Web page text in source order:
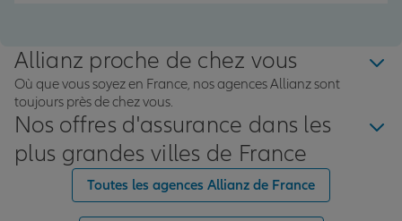
Allianz proche de chez vous
Où que vous soyez en France, nos agences Allianz sont
toujours près de chez vous.
Nos offres d'assurance dans les
plus grandes villes de France
Toutes les agences Allianz de France